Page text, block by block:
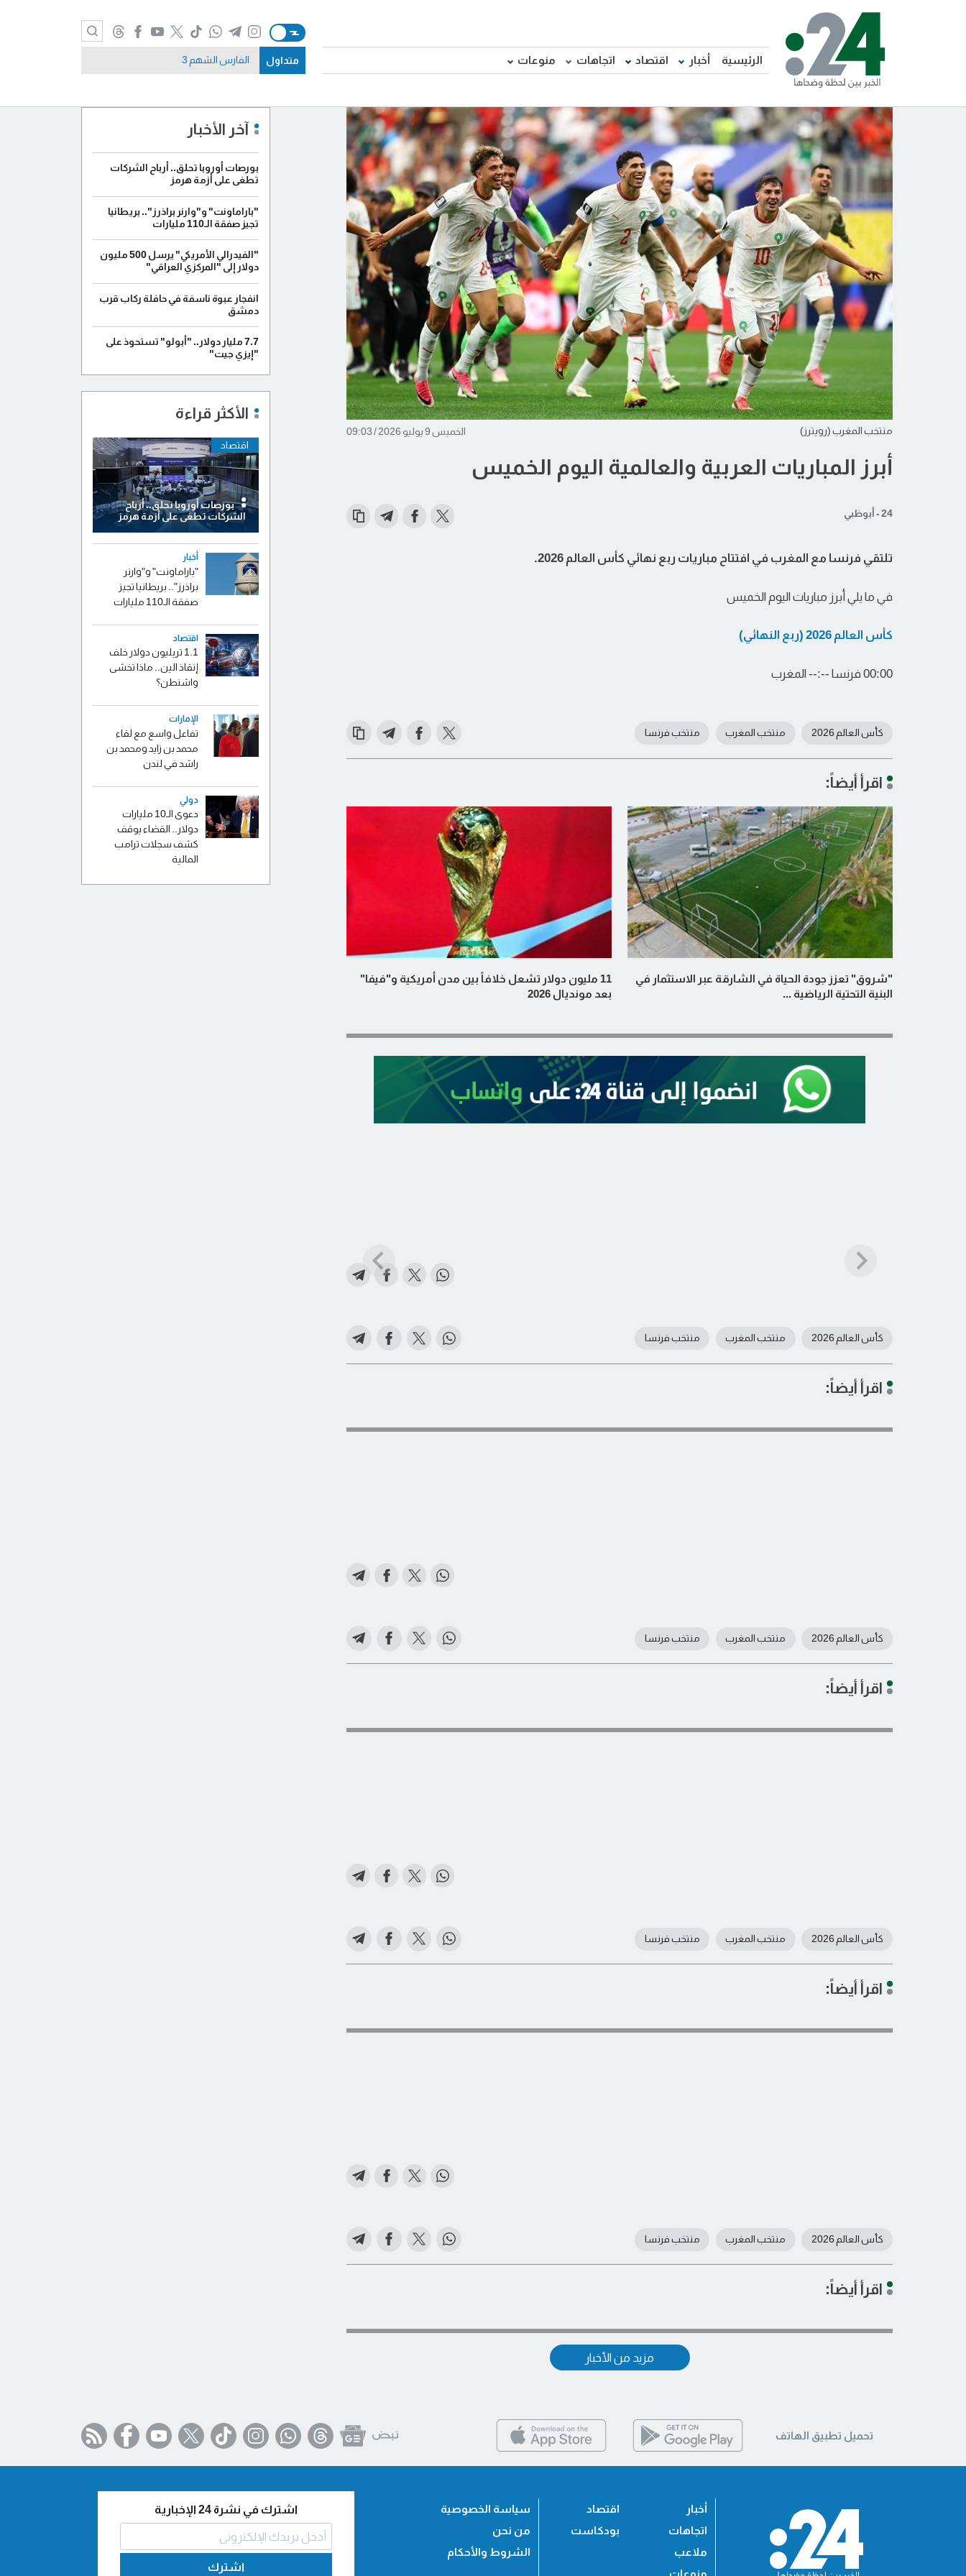
الرئيسية أخبار اقتصاد اتجاهات منوعات متداول الفارس الشهم 3
منتخب المغرب (رويترز) الخميس 9 يوليو 2026 / 09:03
أبرز المباريات العربية والعالمية اليوم الخميس
24 - أبوظبي
تلتقي فرنسا مع المغرب في افتتاح مباريات ربع نهائي كأس العالم 2026.
في ما يلي أبرز مباريات اليوم الخميس
كأس العالم 2026 (ربع النهائي)
00:00 فرنسا --:-- المغرب
كأس العالم 2026 منتخب المغرب منتخب فرنسا
اقرأ أيضاً:
"شروق" تعزز جودة الحياة في الشارقة عبر الاستثمار في
البنية التحتية الرياضية ...
11 مليون دولار تشعل خلافاً بين مدن أمريكية و"فيفا"
بعد مونديال 2026
كأس العالم 2026 منتخب المغرب منتخب فرنسا
اقرأ أيضاً:
كأس العالم 2026 منتخب المغرب منتخب فرنسا
اقرأ أيضاً:
كأس العالم 2026 منتخب المغرب منتخب فرنسا
اقرأ أيضاً:
كأس العالم 2026 منتخب المغرب منتخب فرنسا
اقرأ أيضاً:
مزيد من الأخبار
آخر الأخبار
بورصات أوروبا تحلق.. أرباح الشركات
تطغى على أزمة هرمز
"باراماونت" و"وارنر براذرز".. بريطانيا
تجيز صفقة الـ110 مليارات
"الفيدرالي الأمريكي" يرسل 500 مليون
دولار إلى "المركزي العراقي"
انفجار عبوة ناسفة في حافلة ركاب قرب
دمشق
7.7 مليار دولار.. "أبولو" تستحوذ على
"إيزي جيت"
الأكثر قراءة
اقتصاد
بورصات أوروبا تحلق.. أرباح
الشركات تطغى على أزمة هرمز
أخبار
"باراماونت" و"وارنر
براذرز".. بريطانيا تجيز
صفقة الـ110 مليارات
اقتصاد
1.1 تريليون دولار خلف
إنقاذ الين.. ماذا تخشى
واشنطن؟
الإمارات
تفاعل واسع مع لقاء
محمد بن زايد ومحمد بن
راشد في لندن
دولي
دعوى الـ10 مليارات
دولار.. القضاء يوقف
كشف سجلات ترامب
المالية
تحميل تطبيق الهاتف
أخبار
اتجاهات
ملاعب
منوعات
اقتصاد
بودكاست
سياسة الخصوصية
من نحن
الشروط والأحكام
اشترك في نشرة 24 الإخبارية
اشترك